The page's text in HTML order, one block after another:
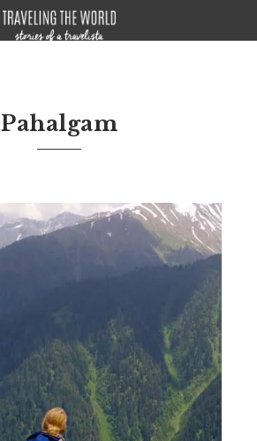
Pahalgam